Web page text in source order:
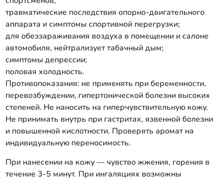
травматические послед­ствия опорно-двигательного
аппарата и симптомы спортивной перегруз­ки;
для обеззараживания воз­духа в помещении и салоне
автомобиля, нейтрализует табачный дым;
симптомы депрессии;
половая холодность.
Противопоказания: не применять при беременности,
перевозбуждении, гипертонической болезни высоких
степеней. Не наносить на гипер­чувствительную кожу.
Не принимать внутрь при гастритах, язвенной болез­ни
и повышенной кислотности. Проверять аромат на
индивидуальную переносимость.
При нанесении на кожу — чувство жжения, горения в
течение 3-5 минут. При ингаляциях возможны